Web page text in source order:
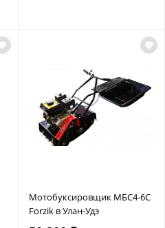
Мотобуксировщик МБС4-6С
Forzik в Улан-Удэ